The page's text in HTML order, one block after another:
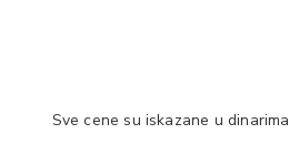
Sve cene su iskazane u